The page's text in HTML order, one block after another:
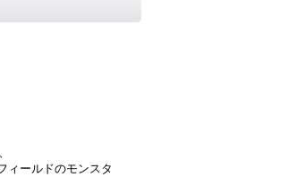
ィールドのモンスタ